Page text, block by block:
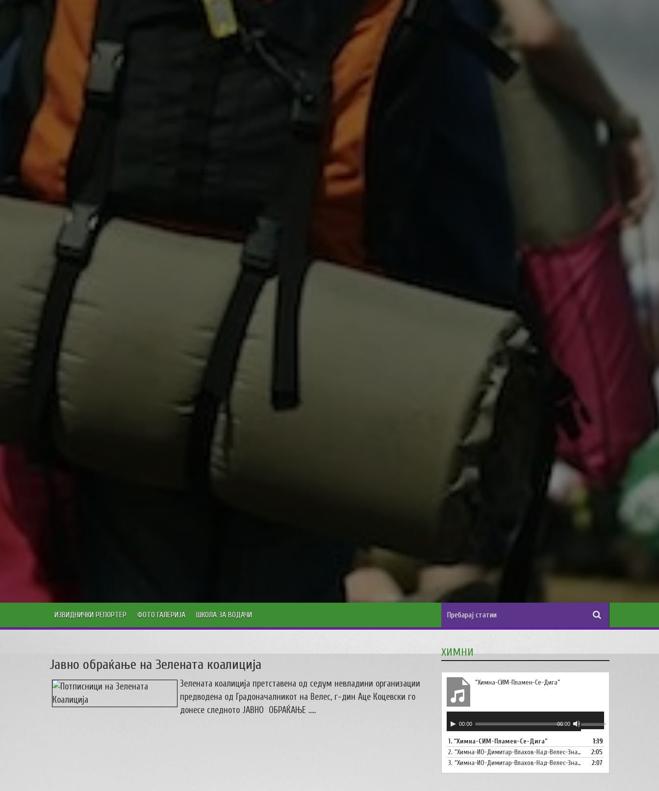
ИЗВИДНИЧКИ РЕПОРТЕР ФОТО ГАЛЕРИЈА ШКОЛА ЗА ВОДАЧИ
Јавно обраќање на Зелената коалиција
Зелената коалиција претставена од седум невладини организации
предводена од Градоначалникот на Велес, г-дин Аце Коцевски го
донесе следното ЈАВНО ОБРАЌАЊЕ …..
ХИМНИ
“Химна-СИМ-Пламен-Се-Дига”
плејер00:00 00:00
ги
копшињата
Горна
стрела/
Долна
1.“Химна-СИМ-Пламен-Се-Дига”
1:19
2.“Химна-ИО-Димитар-Влахов-Над-Велес-Знаме-Се-Вее”
2:05
3.“Химна-ИО-Димитар-Влахов-Над-Велес-Знаме-Се-Вее-Инструментал” 2:07